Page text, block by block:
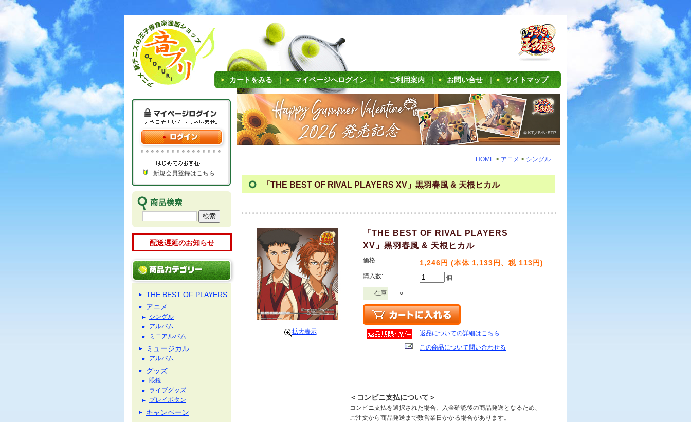
カートをみる ｜ マイページへログイン ｜ ご利用案内 ｜ お問い合せ ｜ サイトマップ
新規会員登録はこちら
配送遅延のお知らせ
THE BEST OF PLAYERS
アニメ
シングル
アルバム
ミニアルバム
ミュージカル
アルバム
グッズ
眼鏡
ライブグッズ
プレイボタン
キャンペーン
HOME > アニメ > シングル
「THE BEST OF RIVAL PLAYERS XV」黒羽春風 & 天根ヒカル
拡大表示
「THE BEST OF RIVAL PLAYERS
XV」黒羽春風 & 天根ヒカル
価格: 1,246円 (本体 1,133円、税 113円)
購入数: 個
在庫 ○
返品についての詳細はこちら
この商品について問い合わせる
＜コンビニ支払について＞
コンビニ支払を選択された場合、入金確認後の商品発送となるため、
ご注文から商品発送まで数営業日かかる場合があります。